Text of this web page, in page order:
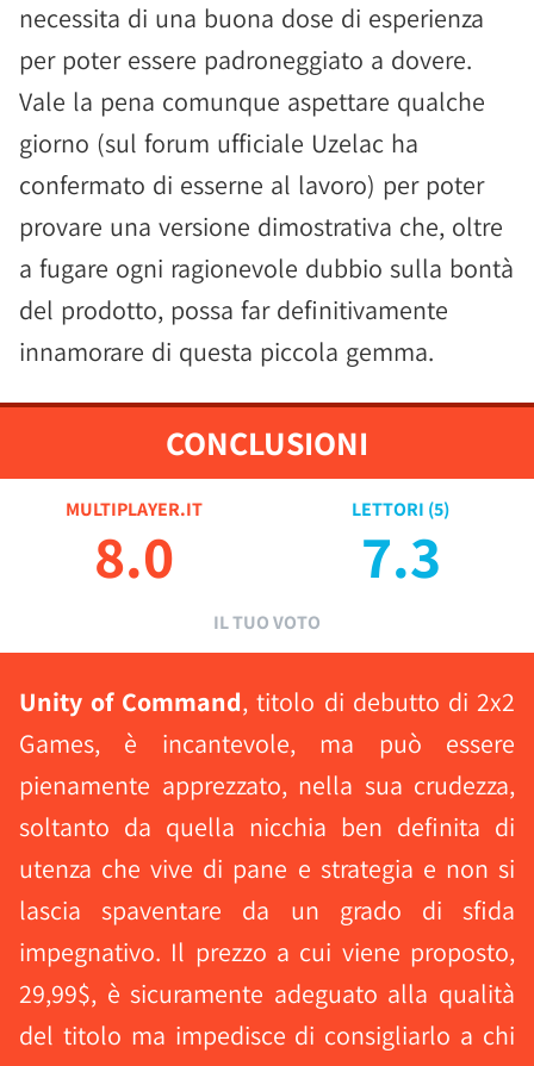
necessita di una buona dose di esperienza
per poter essere padroneggiato a dovere.
Vale la pena comunque aspettare qualche
giorno (sul forum ufficiale Uzelac ha
confermato di esserne al lavoro) per poter
provare una versione dimostrativa che, oltre
a fugare ogni ragionevole dubbio sulla bontà
del prodotto, possa far definitivamente
innamorare di questa piccola gemma.
CONCLUSIONI
MULTIPLAYER.IT
8.0
LETTORI (5)
7.3
IL TUO VOTO
Unity of Command, titolo di debutto di 2x2
Games, è incantevole, ma può essere
pienamente apprezzato, nella sua crudezza,
soltanto da quella nicchia ben definita di
utenza che vive di pane e strategia e non si
lascia spaventare da un grado di sfida
impegnativo. Il prezzo a cui viene proposto,
29,99$, è sicuramente adeguato alla qualità
del titolo ma impedisce di consigliarlo a chi